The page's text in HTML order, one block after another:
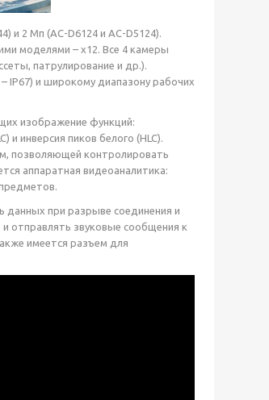
и 2 Мп (AC-D6124 и AC-D5124).
моделями – х12. Все 4 камеры
патрулирование и др.).
IP67) и широкому диапазону рабочих
изображение функций:
инверсия пиков белого (HLC).
позволяющей контролировать
аппаратная видеоаналитика:
данных при разрыве соединения и
отправлять звуковые сообщения к
имеется разъем для